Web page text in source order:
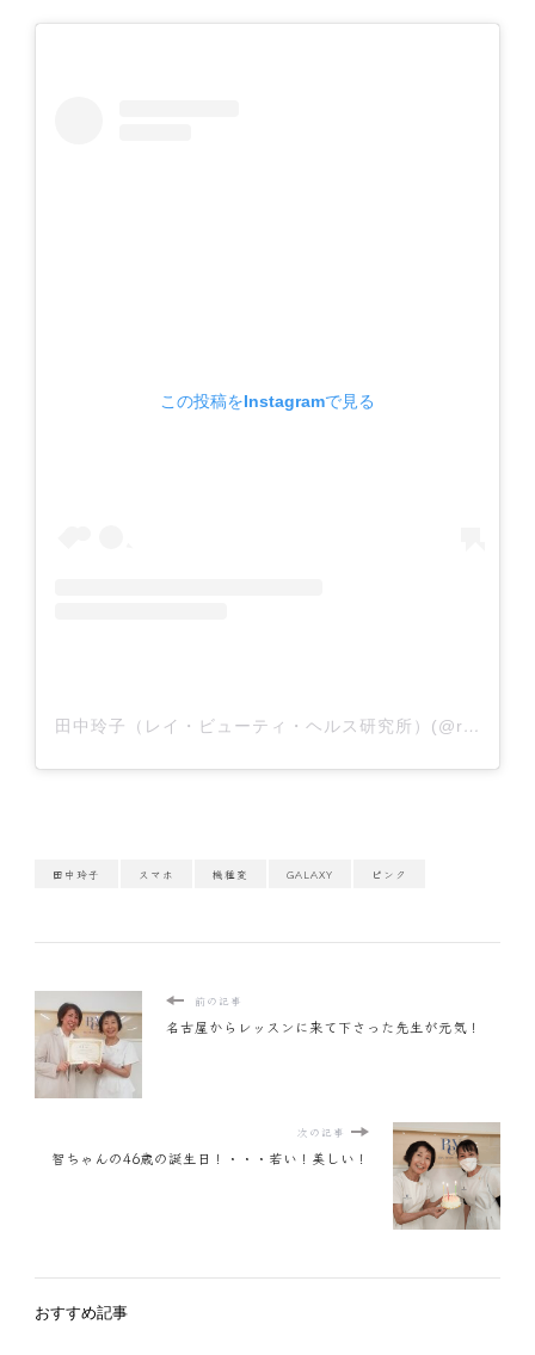
この投稿をInstagramで見る
田中玲子（レイ・ビューティ・ヘルス研究所）(@reiko.tanaka_reybeauty)がシェアした投稿
田中玲子 スマホ 機種変 GALAXY ピンク
前の記事
名古屋からレッスンに来て下さった先生が元気！
次の記事
智ちゃんの46歳の誕生日！・・・若い！美しい！
おすすめ記事